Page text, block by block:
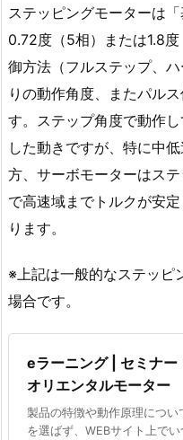
ステッピングモーターは
0.72度（5相）または1.8
御方法（フルステップ、
りの動作角度、またパル
す。ステップ角度で動作
した動きですが、特に中
方、サーボモーターはス
で高速域までトルクが安
ります。
※上記は一般的なステッピ
場合です。
eラーニング | セミナー
オリエンタルモーター
製品の特徴や動作原理につい
を選ばず、WEBサイト上で